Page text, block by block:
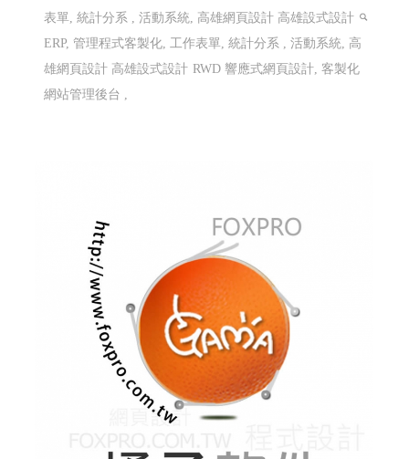
表單, 統計分系 , 活動系統, 高雄網頁設計 高雄設式設計
ERP, 管理程式客製化, 工作表單, 統計分系 , 活動系統, 高
雄網頁設計 高雄設式設計 RWD 響應式網頁設計, 客製化
網站管理後台 ,